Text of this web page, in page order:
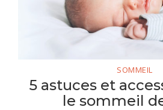
SOMMEIL
5 astuces et
le sommeil